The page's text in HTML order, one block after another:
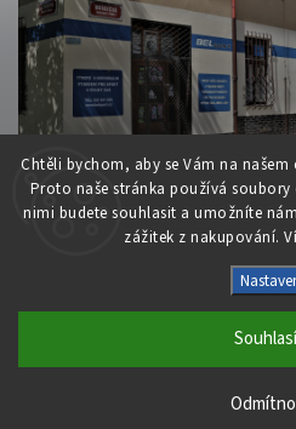
Chtěli bychom, aby se Vám na
Proto naše stránka používá
nimi budete souhlasit a umožníte
zážitek z nakupování.
Belsport.cz.
Upravit
Shoptet |
S láskou vyrobilo